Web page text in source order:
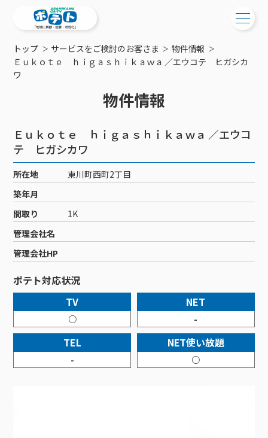
ご検討中の方
工事・配線について
新居をご検討中の方へ
ポテトを導入している集合住宅
物件情報
特典・キャンペーン
おトクな割引サービス
ご加入中のサービス確認・変更
WEBメール
サポートサービス
サポートサービストップ
リモートコール
回線速度測定
訪問サポート＆サポートパックサービス料⾦表
新着情報
メンテナンス・障害情報
ポテトからのプレゼント
イベントカレンダー
講座のご案内
サービス案内
ケーブルテレビ
ケーブルテレビトップ
チャンネル紹介
料⾦プラン
NHK衛星受信料団体⼀括⽀払
機器⼀覧
インターネット
インターネットトップ
料⾦プラン
Wi-Fiサービス
ポテトホーム防犯カメラ
オプションサービス
インターネットギガシェアプラン
固定電話
固定電話トップ
基本料⾦・通話料⾦
オプションサービス
auスマートバリュー
auまとめトーク
ポテトスマートフォン
ポテトスマートフォントップ
料⾦プラン
機種⼀覧
オプションサービス
でんき
でんきトップ
ポラリンでんき×ポテト
ポテトでんき
ケーブルプラスでんき
暮らしを快適にするサービス
暮らしを快適にするサービストップ
ポテトライフメール
⽣活あんしんサービス
みるプラス
コミチャン
お困りの方はこちら
会社案内
メンテナンス
障害情報
トップ サービスをご検討のお客さま
物件情報
Ｅｕｋｏｔｅ ｈｉｇａｓｈｉｋａｗａ ／エウコテ ヒガシカ
ワ
物件情報
Ｅｕｋｏｔｅ ｈｉｇａｓｈｉｋａｗａ ／エウコ
テ ヒガシカワ
所在地
東川町西町2丁目
築年月
間取り
1K
管理会社名
管理会社HP
ポテト対応状況
TV
○
NET
-
TEL
-
NET使い放題
○